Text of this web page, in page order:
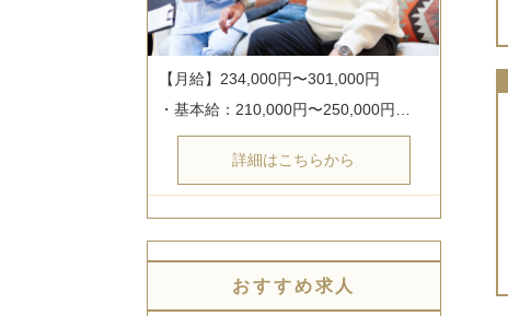
【月給】234,000円〜301,000円
・基本給：210,000円〜250,000円…
詳細はこちらから
おすすめ求人